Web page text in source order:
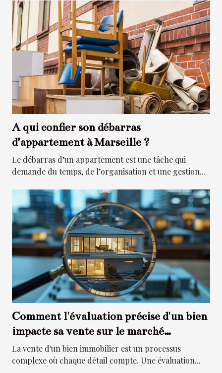
A qui confier son débarras
d’appartement à Marseille ?
Le débarras d’un appartement est une tâche qui
demande du temps, de l’organisation et une gestion...
Comment l'évaluation précise d'un bien
impacte sa vente sur le marché
immobilier
La vente d'un bien immobilier est un processus
complexe où chaque détail compte. Une évaluation...